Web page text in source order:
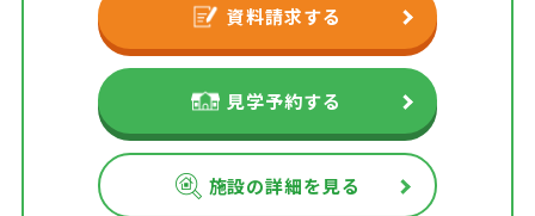
資料請求する
見学予約する
施設の詳細を見る